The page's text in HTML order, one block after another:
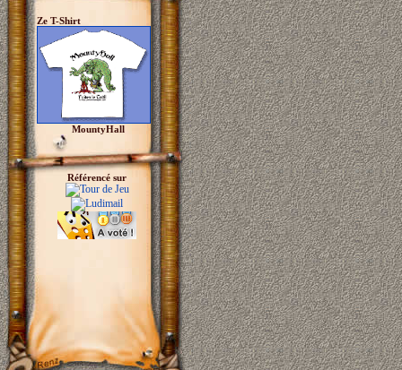
Ze T-Shirt
MountyHall
Référencé sur